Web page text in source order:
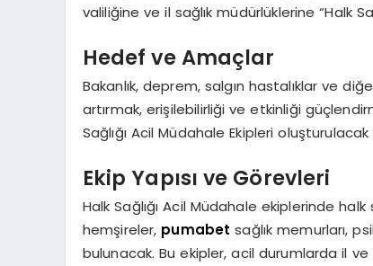
valiliğine ve il sağlık müdürlüklerine “Halk
Hedef ve Amaçlar
Bakanlık, deprem, salgın hastalıklar ve
artırmak, erişilebilirliği ve etkinliği
Sağlığı Acil Müdahale Ekipleri
Ekip Yapısı ve Görevleri
Halk Sağlığı Acil Müdahale ekiplerinde
hemşireler, pumabet sağlık memurları,
bulunacak. Bu ekipler, acil durumlarda il ve